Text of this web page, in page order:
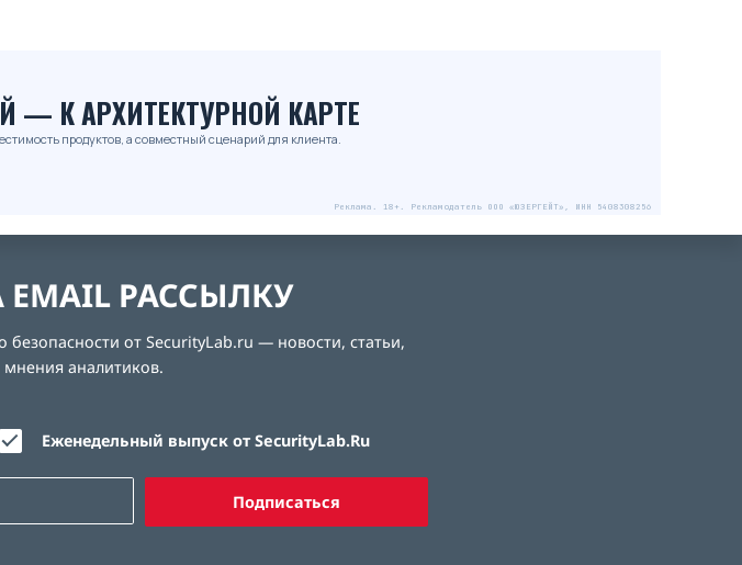
— К АРХИТЕКТУРНОЙ КАРТЕ
продуктов, а совместный сценарий для клиента.
Реклама. 18+. Рекламодатель ООО «ЮЗЕРГЕЙТ», ИНН 5408308256
РАССЫЛКУ
от SecurityLab.ru — новости, статьи,
аналитиков.
Еженедельный выпуск от SecurityLab.Ru
Подписаться